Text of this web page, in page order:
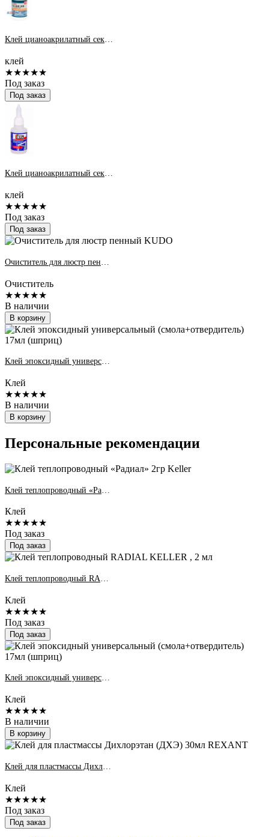
клей
★★★★★
Под заказ
Под заказ
Клей цианоакрилатный секундный IRFix CA-550, 50гр.
клей
★★★★★
Под заказ
Под заказ
Очиститель
★★★★★
В наличии
В корзину
Клей эпоксидный универсальный (смола+отвердитель) 17мл (шприц)
Клей
★★★★★
В наличии
В корзину
Персональные рекомендации
Клей
★★★★★
Под заказ
Под заказ
Клей
★★★★★
Под заказ
Под заказ
Клей эпоксидный универсальный (смола+отвердитель) 17мл (шприц)
Клей
★★★★★
В наличии
В корзину
Клей
★★★★★
Под заказ
Под заказ